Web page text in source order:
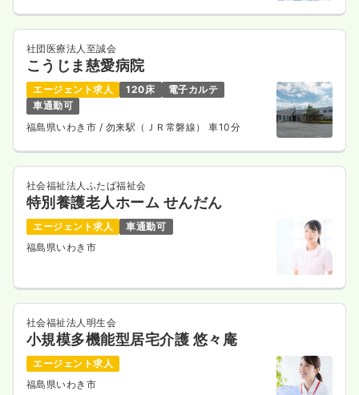
社団医療法人至誠会
こうじま慈愛病院
エージェント求人 120床
電子カルテ
車通勤可
福島県いわき市 / 勿来駅（ＪＲ常磐線） 車10分
社会福祉法人ふたば福祉会
特別養護老人ホーム せんだん
エージェント求人
車通勤可
福島県いわき市
社会福祉法人明生会
小規模多機能型居宅介護 悠々庵
エージェント求人
福島県いわき市